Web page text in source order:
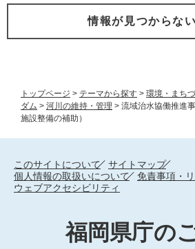
トップページ > テーマから探す > 環境・まち
ダム > 河川の維持・管理 > 流域治水協働推進
施設整備の補助）
情報が見つからな
このサイトについて
サイトマップ
個人情報の取扱いについて
免責事項・
ウェブアクセシビリティ
福岡県庁の